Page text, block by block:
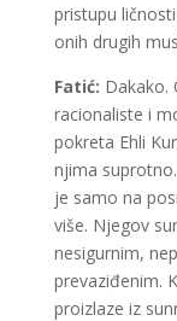
pristupu
onih drugih
Fatić: Dakako.
racionaliste i
pokreta Ehli
njima
je samo na
više. Njegov
nesigurnim,
prevaziđenim.
proizlaze iz